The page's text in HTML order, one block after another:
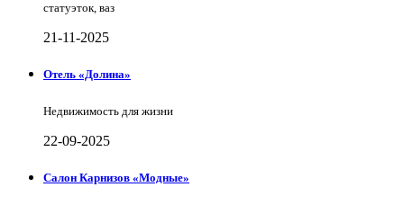
статуэток, ваз
21-11-2025
Отель «Долина»
Недвижимость для жизни
22-09-2025
Салон Карнизов «Модные»